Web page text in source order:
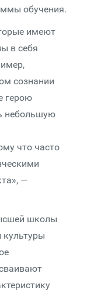
обучения.
имеют
в себя
сознании
герою
небольшую
что часто
—
школы
культуры